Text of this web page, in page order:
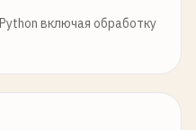
включая обработку